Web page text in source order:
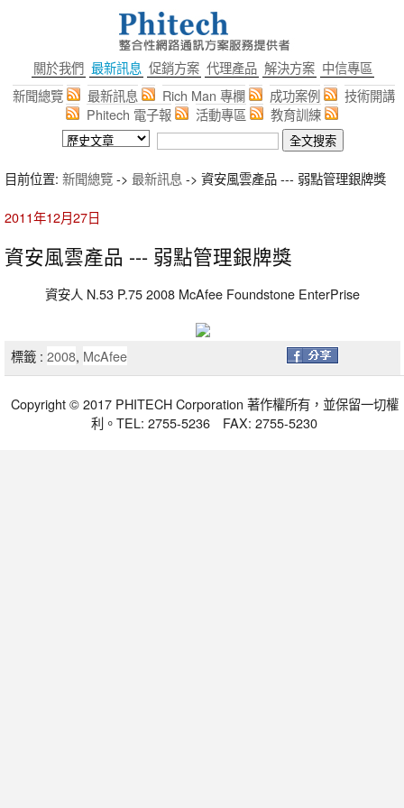
關於我們 最新訊息 促銷方案 代理產品 解決方案 中信專區
新聞總覽
最新訊息 Rich Man 專欄 成功案例
技術開講
Phitech 電子報
活動專區 教育訓練
目前位置: 新聞總覽-> 最新訊息 -> 資安風雲產品 --- 弱點管理銀牌獎
2011年12月27日
資安風雲產品 --- 弱點管理銀牌獎
資安人 N.53 P.75 2008 McAfee Foundstone EnterPrise
標籤 : 2008, McAfee
Copyright © 2017 PHITECH Corporation 著作權所有，並保留一切權
利。TEL: 2755-5236 FAX: 2755-5230